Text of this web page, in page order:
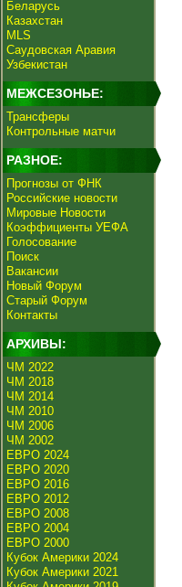
Беларусь
Казахстан
MLS
Саудовская Аравия
Узбекистан
МЕЖСЕЗОНЬЕ:
Трансферы
Контрольные матчи
РАЗНОЕ:
Прогнозы от ФНК
Российские новости
Мировые Новости
Коэффициенты УЕФА
Голосование
Поиск
Вакансии
Новый Форум
Старый Форум
Контакты
АРХИВЫ:
ЧМ 2022
ЧМ 2018
ЧМ 2014
ЧМ 2010
ЧМ 2006
ЧМ 2002
ЕВРО 2024
ЕВРО 2020
ЕВРО 2016
ЕВРО 2012
ЕВРО 2008
ЕВРО 2004
ЕВРО 2000
Кубок Америки 2024
Кубок Америки 2021